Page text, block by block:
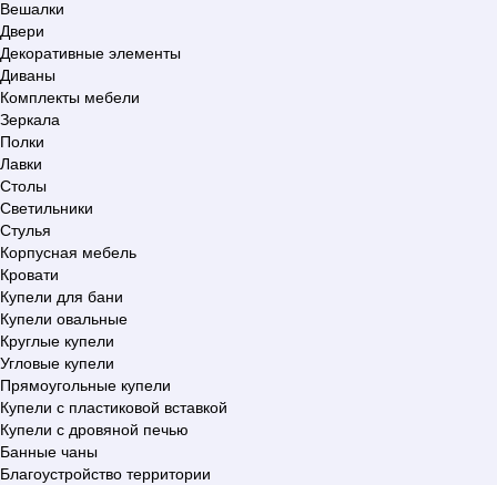
Вешалки
Двери
Декоративные элементы
Диваны
Комплекты мебели
Зеркала
Полки
Лавки
Столы
Светильники
Стулья
Корпусная мебель
Кровати
Купели для бани
Купели овальные
Круглые купели
Угловые купели
Прямоугольные купели
Купели с пластиковой вставкой
Купели с дровяной печью
Банные чаны
Благоустройство территории